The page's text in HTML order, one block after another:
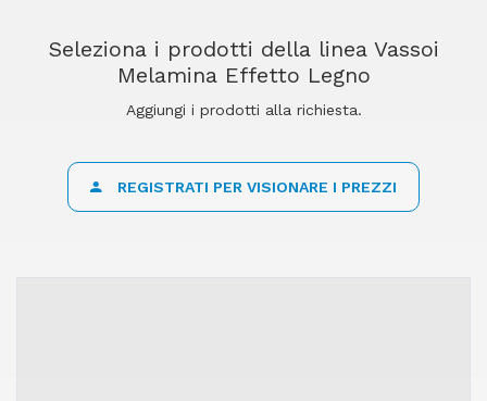
Seleziona i prodotti della linea Vassoi
Melamina Effetto Legno
Aggiungi i prodotti alla richiesta.
REGISTRATI PER VISIONARE I PREZZI